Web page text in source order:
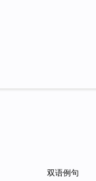
双语例句